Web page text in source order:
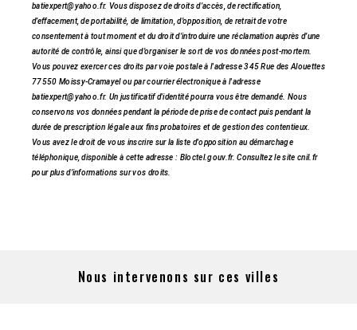
batiexpert@yahoo.fr. Vous disposez de droits d’accès, de rectification,
d’effacement, de portabilité, de limitation, d’opposition, de retrait de votre
consentement à tout moment et du droit d’introduire une réclamation auprès d’une
autorité de contrôle, ainsi que d’organiser le sort de vos données post-mortem.
Vous pouvez exercer ces droits par voie postale à l'adresse 345 Rue des Alouettes
77550 Moissy-Cramayel ou par courrier électronique à l'adresse
batiexpert@yahoo.fr. Un justificatif d'identité pourra vous être demandé. Nous
conservons vos données pendant la période de prise de contact puis pendant la
durée de prescription légale aux fins probatoires et de gestion des contentieux.
Vous avez le droit de vous inscrire sur la liste d'opposition au démarchage
téléphonique, disponible à cette adresse : Bloctel.gouv.fr. Consultez le site cnil.fr
pour plus d’informations sur vos droits.
Nous intervenons sur ces villes